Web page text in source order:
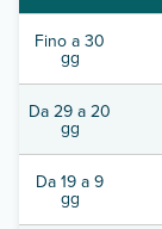
Fino a 30
gg
Da 29 a 20
gg
Da 19 a 9
gg